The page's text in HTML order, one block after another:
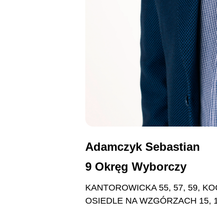
Adamczyk Sebastian
9 Okręg Wyborczy
KANTOROWICKA 55, 57, 59,
OSIEDLE NA WZGÓRZACH 15,